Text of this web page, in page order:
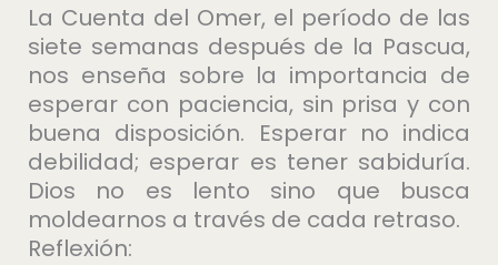
La Cuenta del Omer, el período de las
siete semanas después de la Pascua,
nos enseña sobre la importancia de
esperar con paciencia, sin prisa y con
buena disposición. Esperar no indica
debilidad; esperar es tener sabiduría.
Dios no es lento sino que busca
moldearnos a través de cada retraso.
Reflexión: